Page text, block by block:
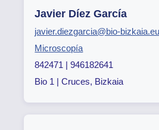
Javier Díez García
javier.diezgarcia@bio-
Microscopía
842471 | 946182641
Bio 1 | Cruces, Bizkaia